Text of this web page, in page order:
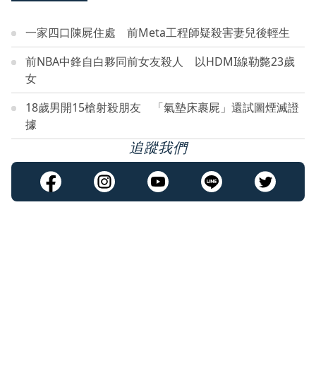
一家四口陳屍住處 前Meta工程師疑殺害妻兒後輕生
前NBA中鋒自白夥同前女友殺人 以HDMI線勒斃23歲
女
18歲男開15槍射殺朋友 「氣墊床裹屍」還試圖煙滅證
據
追蹤我們